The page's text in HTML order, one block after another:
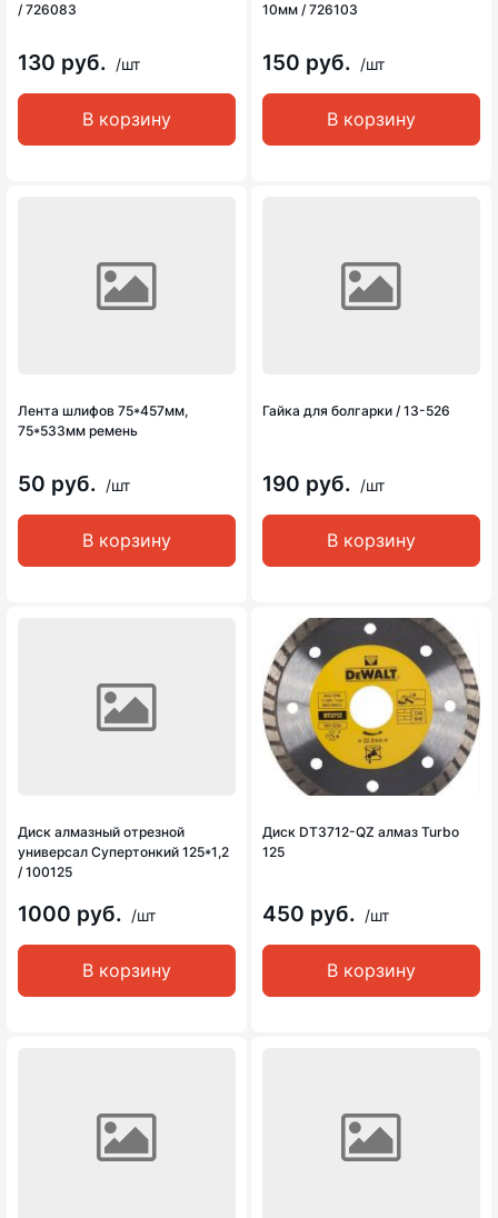
/ 726083
130 руб. /шт
В корзину
10мм / 726103
150 руб. /шт
В корзину
Лента шлифов 75*457мм,
75*533мм ремень
50 руб. /шт
В корзину
Гайка для болгарки / 13-526
190 руб. /шт
В корзину
Диск алмазный отрезной
универсал Супертонкий 125*1,2
/ 100125
1000 руб. /шт
В корзину
Диск DT3712-QZ алмаз Turbo
125
450 руб. /шт
В корзину